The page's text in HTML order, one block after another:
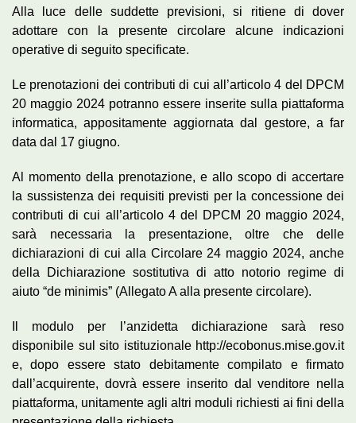
Alla luce delle suddette previsioni, si ritiene di dover
adottare con la presente circolare alcune indicazioni
operative di seguito specificate.
Le prenotazioni dei contributi di cui all’articolo 4 del DPCM
20 maggio 2024 potranno essere inserite sulla piattaforma
informatica, appositamente aggiornata dal gestore, a far
data dal 17 giugno.
Al momento della prenotazione, e allo scopo di accertare
la sussistenza dei requisiti previsti per la concessione dei
contributi di cui all’articolo 4 del DPCM 20 maggio 2024,
sarà necessaria la presentazione, oltre che delle
dichiarazioni di cui alla Circolare 24 maggio 2024, anche
della Dichiarazione sostitutiva di atto notorio regime di
aiuto “de minimis” (Allegato A alla presente circolare).
Il modulo per l’anzidetta dichiarazione sarà reso
disponibile sul sito istituzionale http://ecobonus.mise.gov.it
e, dopo essere stato debitamente compilato e firmato
dall’acquirente, dovrà essere inserito dal venditore nella
piattaforma, unitamente agli altri moduli richiesti ai fini della